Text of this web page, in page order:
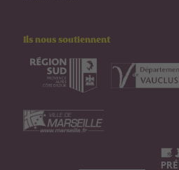
Ils nous soutiennent